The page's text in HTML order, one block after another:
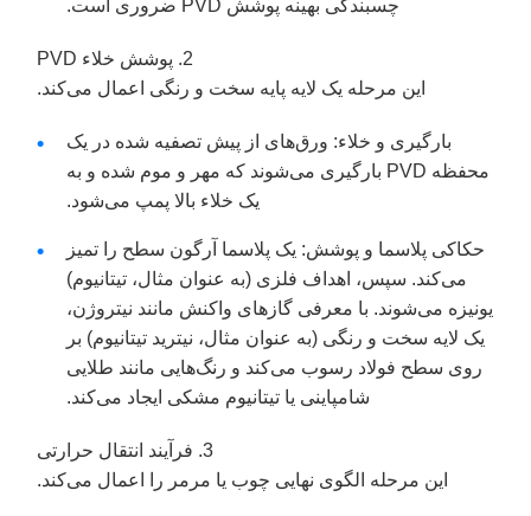
چسبندگی بهینه پوشش PVD ضروری است.
2. پوشش خلاء PVD
این مرحله یک لایه پایه سخت و رنگی اعمال می‌کند.
بارگیری و خلاء: ورق‌های از پیش تصفیه شده در یک
محفظه PVD بارگیری می‌شوند که مهر و موم شده و به
یک خلاء بالا پمپ می‌شود.
حکاکی پلاسما و پوشش: یک پلاسما آرگون سطح را تمیز
می‌کند. سپس، اهداف فلزی (به عنوان مثال، تیتانیوم)
یونیزه می‌شوند. با معرفی گازهای واکنش مانند نیتروژن،
یک لایه سخت و رنگی (به عنوان مثال، نیترید تیتانیوم) بر
روی سطح فولاد رسوب می‌کند و رنگ‌هایی مانند طلایی
شامپاینی یا تیتانیوم مشکی ایجاد می‌کند.
3. فرآیند انتقال حرارتی
این مرحله الگوی نهایی چوب یا مرمر را اعمال می‌کند.